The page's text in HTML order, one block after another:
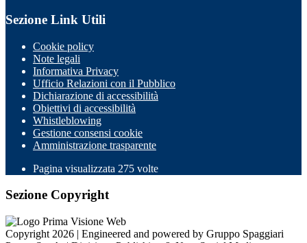
Sezione Link Utili
Cookie policy
Note legali
Informativa Privacy
Ufficio Relazioni con il Pubblico
Dichiarazione di accessibilità
Obiettivi di accessibilità
Whistleblowing
Gestione consensi cookie
Amministrazione trasparente
Pagina visualizzata 275 volte
Sezione Copyright
Copyright 2026 | Engineered and powered by Gruppo Spaggiari